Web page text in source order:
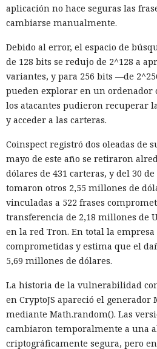
La función que debería ocultar al
Internet resultó ser capaz de
una vulnerabilidad así fue
Apple iCloud Private Relay. El
suscriptores de iCloud+ y
dispositivo, haciendo pasar el
independientes de forma
de ellos, incluida Apple, pueda a la
El problema descubrieron
Tommy Mysk. Según ellos, la
del motor de navegador WebKit, en
así como en todos los navegadores
iPadOS, incluidos Chrome, Edge,
la precarga de solicitudes DNS, el
verificación del origen al trabajar
estándar para el inicio de sesión
Las tres funciones envían parte de
desde el dispositivo, eludiendo el
que el verdadero IP sale a la luz.
particular el escenario con
aplicación no hace seguras las
cambiarse manualmente.
Debido al error, el espacio de
de 128 bits se redujo de 2^128 a
variantes, y para 256 bits —de
pueden explorar en un ordenador
los atacantes pudieron recuperar
y acceder a las carteras.
Coinspect registró dos oleadas de
mayo de este año se retiraron
dólares de 431 carteras, y del 30
tomaron otros 2,55 millones de
vinculadas a 522 frases
transferencia de 2,18 millones de
en la red Tron. En total la
comprometidas y estima que el
5,69 millones de dólares.
La historia de la vulnerabilidad
en CryptoJS apareció el generador
mediante Math.random(). Las
cambiaron temporalmente a una
criptográficamente segura, pero en